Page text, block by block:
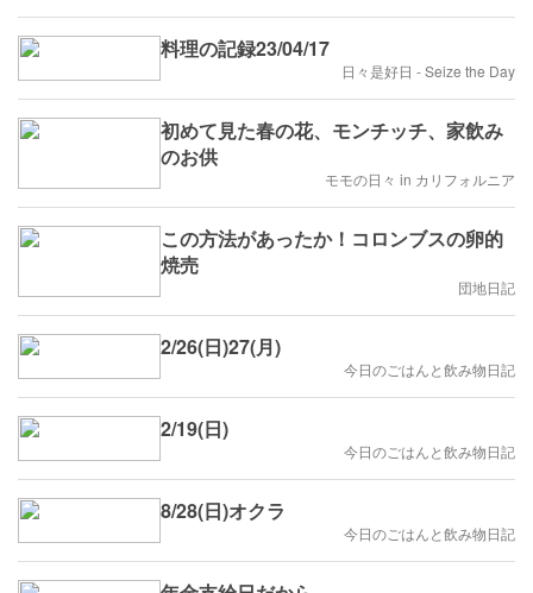
料理の記録23/04/17
日々是好日 - Seize the Day
初めて見た春の花、モンチッチ、家飲み
のお供
モモの日々 in カリフォルニア
この方法があったか！コロンブスの卵的
焼売
団地日記
2/26(日)27(月)
今日のごはんと飲み物日記
2/19(日)
今日のごはんと飲み物日記
8/28(日)オクラ
今日のごはんと飲み物日記